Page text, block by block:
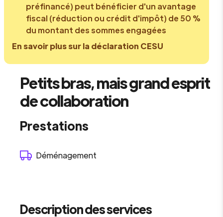
préfinancé) peut bénéficier d'un avantage
fiscal (réduction ou crédit d'impôt) de 50 %
du montant des sommes engagées
En savoir plus sur la déclaration CESU
Petits bras, mais grand esprit
de collaboration
Prestations
Déménagement
Description des services